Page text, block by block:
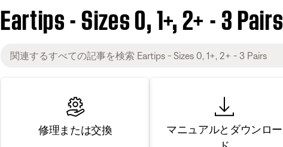
Eartips - Sizes 0, 1+, 2+ - 3 Pairs
修理または交換
マニュアルとダウンロー